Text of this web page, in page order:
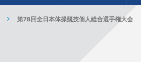
第78回全日本体操競技個人総合選手権大会